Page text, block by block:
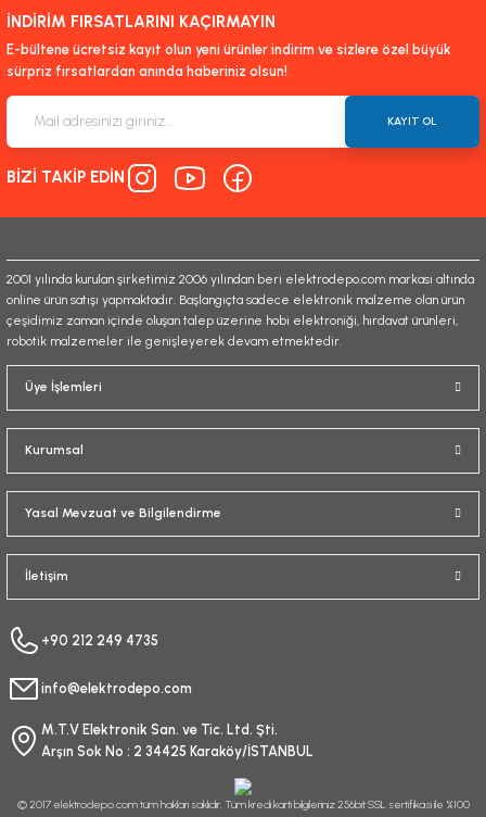
iletebilirsiniz.
Görüş ve önerileriniz için teşekkür ederiz.
Ürün açıklamasında eksik bilgiler bulunuyor.
Ürün bilgilerinde hatalar bulunuyor.
Ürün fiyatı diğer sitelerden daha pahalı.
Gönder
İNDİRİM FIRSATLARINI KAÇIRMAYIN
E-bültene ücretsiz kayıt olun yeni ürünler indirim ve sizlere özel büyük
sürpriz fırsatlardan anında haberiniz olsun!
KAYIT OL
BİZİ TAKİP EDİN
2001 yılında kurulan şirketimiz 2006 yılından beri elektrodepo.com markası altında
online ürün satışı yapmaktadır. Başlangıçta sadece elektronik malzeme olan ürün
çeşidimiz zaman içinde oluşan talep üzerine hobi elektroniği, hırdavat ürünleri,
robotik malzemeler ile genişleyerek devam etmektedir.
Üye İşlemleri
Kurumsal
Yasal Mevzuat ve Bilgilendirme
İletişim
+90 212 249 4735
info@elektrodepo.com
M.T.V Elektronik San. ve Tic. Ltd. Şti.
Arşın Sok No : 2 34425 Karaköy/İSTANBUL
© 2017 elektrodepo.com tüm hakları saklıdır. Tüm kredi kartı bilgileriniz 256bit SSL sertifikası ile %100